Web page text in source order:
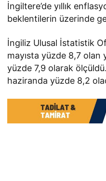
İngiltere’de yıllık
beklentilerin üzerinde
İngiliz Ulusal İstatistik
mayısta yüzde 8,7 olan
yüzde 7,9 olarak
haziranda yüzde 8,2